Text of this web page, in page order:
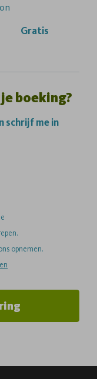
Gratis
boeking?
schrijf me in
opnemen.